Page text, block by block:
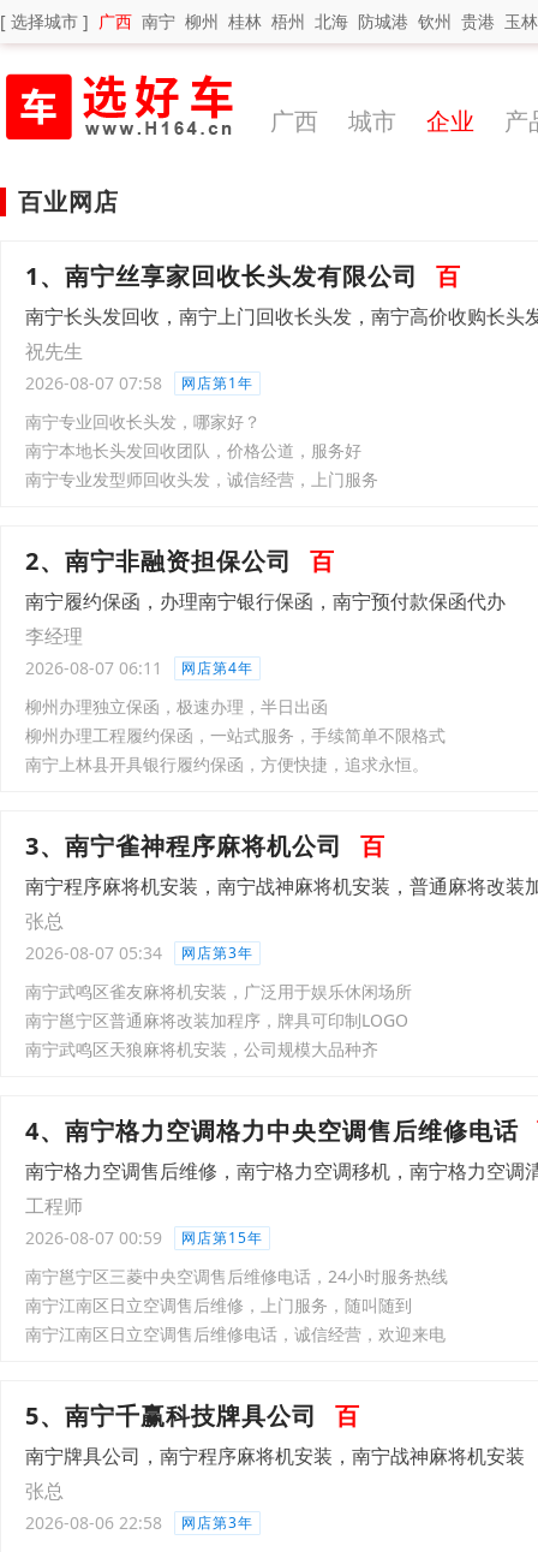
[ 选择城市 ] 广西 南宁 柳州 桂林 梧州 北海 防城港 钦州 贵港 玉林
广西 城市 企业 产
百业网店
1、南宁丝享家回收长头发有限公司 百
南宁长头发回收，南宁上门回收长头发，南宁高价收购长头
祝先生
2026-08-07 07:58 网店第1年
南宁专业回收长头发，哪家好？
南宁本地长头发回收团队，价格公道，服务好
南宁专业发型师回收头发，诚信经营，上门服务
2、南宁非融资担保公司 百
南宁履约保函，办理南宁银行保函，南宁预付款保函代办
李经理
2026-08-07 06:11 网店第4年
柳州办理独立保函，极速办理，半日出函
柳州办理工程履约保函，一站式服务，手续简单不限格式
南宁上林县开具银行履约保函，方便快捷，追求永恒。
3、南宁雀神程序麻将机公司 百
南宁程序麻将机安装，南宁战神麻将机安装，普通麻将改装
张总
2026-08-07 05:34 网店第3年
南宁武鸣区雀友麻将机安装，广泛用于娱乐休闲场所
南宁邕宁区普通麻将改装加程序，牌具可印制LOGO
南宁武鸣区天狼麻将机安装，公司规模大品种齐
4、南宁格力空调格力中央空调售后维修电话
南宁格力空调售后维修，南宁格力空调移机，南宁格力空调
工程师
2026-08-07 00:59 网店第15年
南宁邕宁区三菱中央空调售后维修电话，24小时服务热线
南宁江南区日立空调售后维修，上门服务，随叫随到
南宁江南区日立空调售后维修电话，诚信经营，欢迎来电
5、南宁千赢科技牌具公司 百
南宁牌具公司，南宁程序麻将机安装，南宁战神麻将机安装
张总
2026-08-06 22:58 网店第3年